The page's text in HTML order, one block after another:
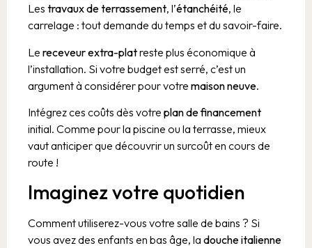
Les travaux de terrassement, l’étanchéité, le
carrelage : tout demande du temps et du savoir-faire.
Le receveur extra-platreste plus économique à
l’installation. Si votre budget est serré, c’est un
argument à considérer pour votre maison neuve.
Intégrez ces coûts dès votre plan de financement
initial. Comme pour la piscine ou la terrasse, mieux
vaut anticiper que découvrir un surcoût en cours de
route !
Imaginez votre quotidien
Comment utiliserez-vous votre salle de bains ? Si
vous avez des enfants en bas âge, la douche italienne